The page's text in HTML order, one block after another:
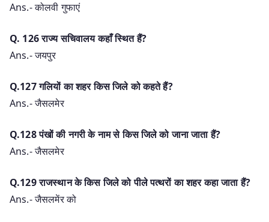
Ans.- कोलवी गुफाएं
Q. 126 राज्य सचिवालय कहाँ स्थित हैं?
Ans.- जयपुर
Q.127 गलियों का शहर किस जिले को कहते हैं?
Ans.- जैसलमेर
Q.128 पंखों की नगरी के नाम से किस जिले को जाना जाता हैं?
Ans.- जैसलमेर
Q.129 राजस्थान के किस जिले को पीले पत्थरों का शहर कहा जाता हैं?
Ans.- जैसलमेंर को